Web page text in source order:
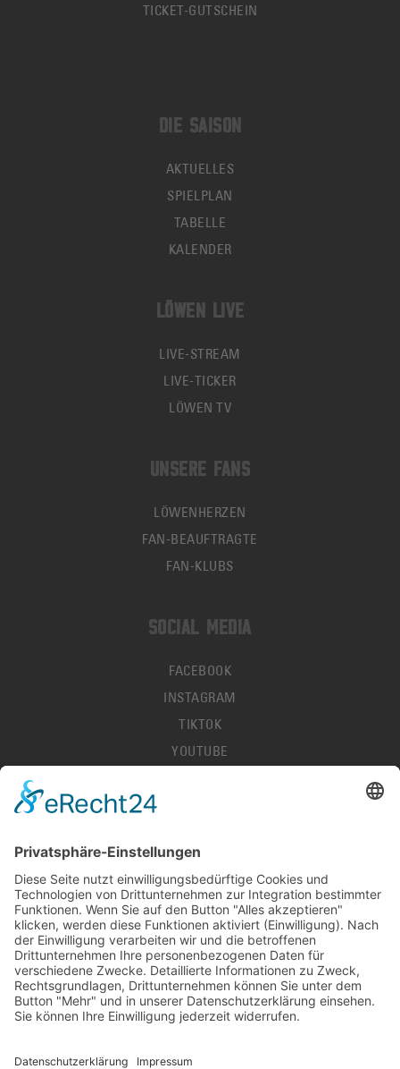
TICKET-GUTSCHEIN
DIE SAISON
AKTUELLES
SPIELPLAN
TABELLE
KALENDER
LÖWEN LIVE
LIVE-STREAM
LIVE-TICKER
LÖWEN TV
UNSERE FANS
LÖWENHERZEN
FAN-BEAUFTRAGTE
FAN-KLUBS
SOCIAL MEDIA
FACEBOOK
INSTAGRAM
TIKTOK
YOUTUBE
AGB
HALLENORDNUNG
KONTAKT
PRESSE
STELLENANGEBOTE
DEL-LIVESCORES
© 2026 LÖWEN FRANKFURT EISHOCKEY-BETRIEBS GMBH